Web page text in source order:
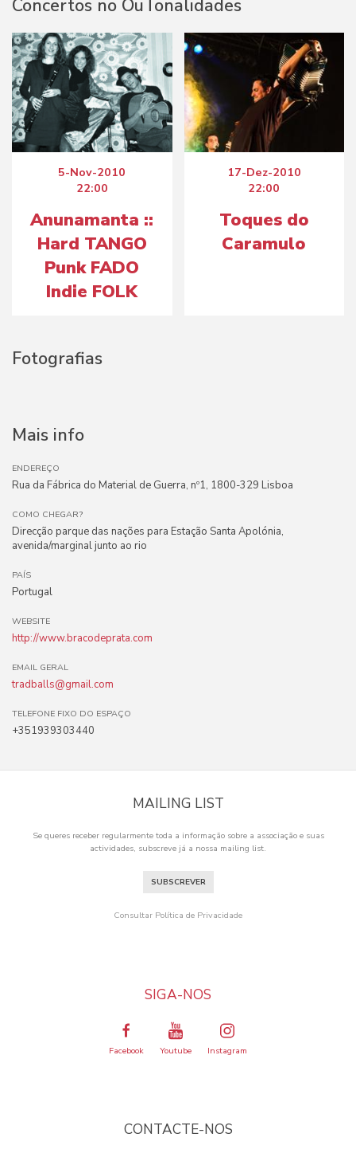
Concertos no OuTonalidades
5-Nov-2010
22:00
Anunamanta ::
Hard TANGO
Punk FADO
Indie FOLK
17-Dez-2010
22:00
Toques do
Caramulo
Fotografias
Mais info
ENDEREÇO
Rua da Fábrica do Material de Guerra, nº1, 1800-329 Lisboa
COMO CHEGAR?
Direcção parque das nações para Estação Santa Apolónia,
avenida/marginal junto ao rio
PAÍS
Portugal
WEBSITE
http://www.bracodeprata.com
EMAIL GERAL
tradballs@gmail.com
TELEFONE FIXO DO ESPAÇO
+351939303440
MAILING LIST
Se queres receber regularmente toda a informação sobre a associação e suas
actividades, subscreve já a nossa mailing list.
SUBSCREVER
Consultar Política de Privacidade
SIGA-NOS
Facebook Youtube Instagram
CONTACTE-NOS